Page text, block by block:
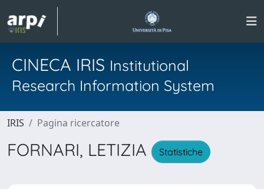
CINECA IRIS Institutional
Research Information System
IRIS Pagina ricercatore
FORNARI, LETIZIA Statistiche